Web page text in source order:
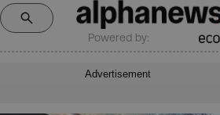
Powered by:
Advertisement